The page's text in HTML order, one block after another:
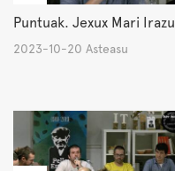
Puntuak. Jexux Mari Irazu
2023-10-20 Asteasu